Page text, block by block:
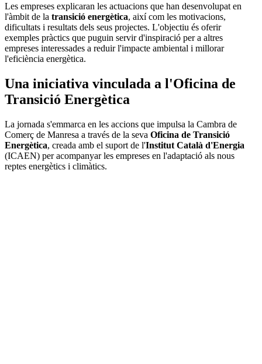
Les empreses explicaran les actuacions que han desenvolupat en
l'àmbit de la transició energètica, així com les motivacions,
dificultats i resultats dels seus projectes. L'objectiu és oferir
exemples pràctics que puguin servir d'inspiració per a altres
empreses interessades a reduir l'impacte ambiental i millorar
l'eficiència energètica.
Una iniciativa vinculada a l'Oficina de
Transició Energètica
La jornada s'emmarca en les accions que impulsa la Cambra de
Comerç de Manresa a través de la seva Oficina de Transició
Energètica, creada amb el suport de l'Institut Català d'Energia
(ICAEN) per acompanyar les empreses en l'adaptació als nous
reptes energètics i climàtics.